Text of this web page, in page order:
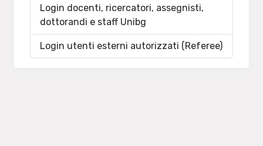
Login docenti, ricercatori, assegnisti,
dottorandi e staff Unibg
Login utenti esterni autorizzati (Referee)